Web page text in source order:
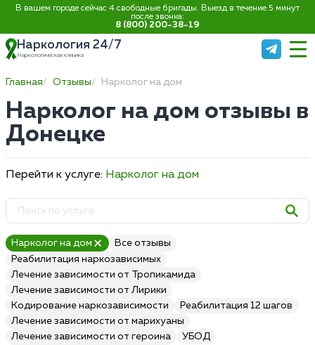
В вашем городе сейчас 4 свободные бригады. Выезд в течение 5 минут
после звонка:
8 (800) 200-38-19
Наркология 24/7
Наркологическая клиника
Главная Отзывы Нарколог на дом
Нарколог на дом отзывы в
Донецке
Перейти к услуге: Нарколог на дом
Нарколог на дом
Все отзывы
Реабилитация наркозависимых
Лечение зависимости от Тропикамида
Лечение зависимости от Лирики
Кодирование наркозависимости
Реабилитация 12 шагов
Лечение зависимости от марихуаны
Лечение зависимости от героина
УБОД